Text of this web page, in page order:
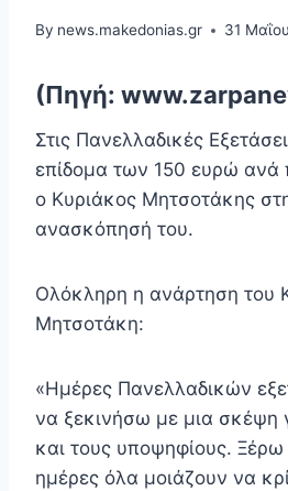
By news.makedonias.gr 31
(Πηγή:
Στις Πανελλαδικές
επίδομα των 150 ευρώ ανά
ο Κυριάκος Μητσοτάκης
ανασκόπησή του.
Ολόκληρη η ανάρτηση του
Μητσοτάκη:
«Ημέρες Πανελλαδικών
να ξεκινήσω με μια σκέψη
και τους υποψηφίους. Ξέρω
ημέρες όλα μοιάζουν να